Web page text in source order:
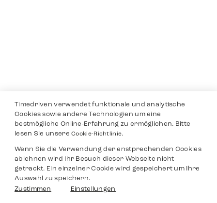
Timedriven verwendet funktionale und analytische
Cookies sowie andere Technologien um eine
bestmögliche Online-Erfahrung zu ermöglichen. Bitte
lesen Sie unsereCookie-Richtlinie.
Wenn Sie die Verwendung der enstprechenden Cookies
ablehnen wird Ihr Besuch dieser Webseite nicht
getrackt. Ein einzelner Cookie wird gespeichert um Ihre
Auswahl zu speichern.
Zustimmen
Einstellungen